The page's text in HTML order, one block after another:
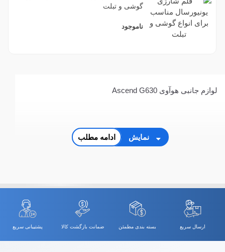
گوشی و تبلت
ناموجود
لوازم جانبی هوآوی Ascend G630
نمایش ادامه مطلب
ارسال سریع بسته بندی مطمئن ضمانت بازگشت کالا پشتیبانی سریع